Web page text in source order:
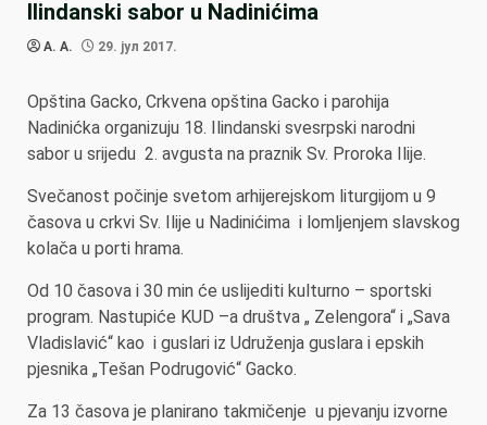
Ilindanski sabor u Nadinićima
A. A. 29. јул 2017.
Opština Gacko, Crkvena opština Gacko i parohija
Nadinićka organizuju 18. Ilindanski svesrpski narodni
sabor u srijedu 2. avgusta na praznik Sv. Proroka Ilije.
Svečanost počinje svetom arhijerejskom liturgijom u 9
časova u crkvi Sv. Ilije u Nadinićima i lomljenjem slavskog
kolača u porti hrama.
Od 10 časova i 30 min će uslijediti kulturno – sportski
program. Nastupiće KUD –a društva „ Zelengora“ i „Sava
Vladislavić“ kao i guslari iz Udruženja guslara i epskih
pjesnika „Tešan Podrugović“ Gacko.
Za 13 časova je planirano takmičenje u pjevanju izvorne